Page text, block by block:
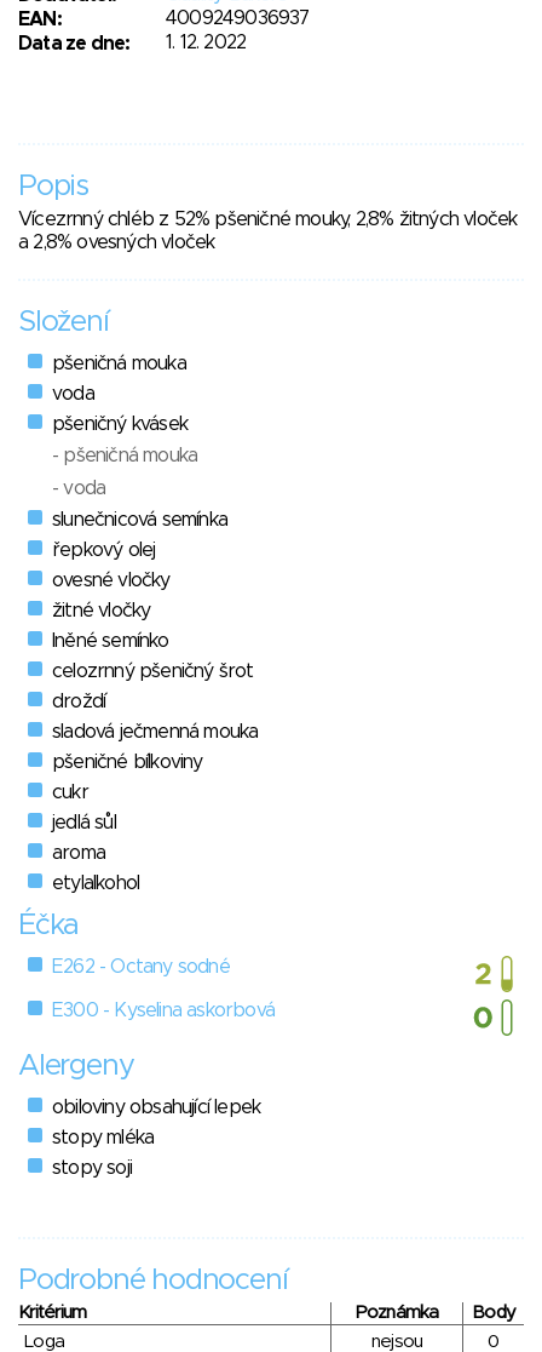
EAN:
4009249036937
Data ze dne:
1. 12. 2022
Popis
Vícezrnný chléb z 52% pšeničné mouky, 2,8% žitných vloček
a 2,8% ovesných vloček
Složení
pšeničná mouka
voda
pšeničný kvásek
- pšeničná mouka
- voda
slunečnicová semínka
řepkový olej
ovesné vločky
žitné vločky
lněné semínko
celozrnný pšeničný šrot
droždí
sladová ječmenná mouka
pšeničné bílkoviny
cukr
jedlá sůl
aroma
etylalkohol
Éčka
E262 - Octany sodné
E300 - Kyselina askorbová
Alergeny
obiloviny obsahující lepek
stopy mléka
stopy soji
Podrobné hodnocení
Kritérium Poznámka
Body
Loga
nejsou
0